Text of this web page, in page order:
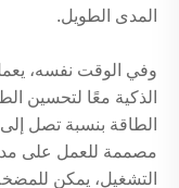
المدى الطويل.
وفي الوقت نفسه،
الذكية معًا لتحسين
مصممة للعمل على
التشغيل، يمكن